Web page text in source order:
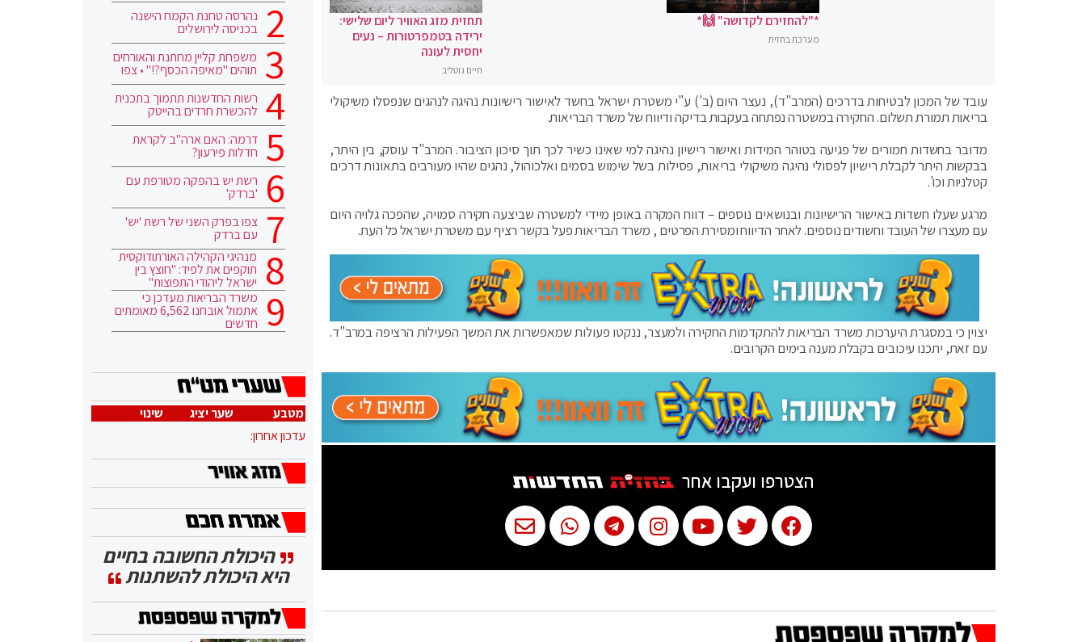
*"להחזירם לקדושה" 🙌*
מערכת בחזית
תחזית מזג האוויר ליום שלישי:
ירידה בטמפרטורות – נעים
יחסית לעונה
חיים גוטליב
עובד של המכון לבטיחות בדרכים (המרב"ד), נעצר היום (ב') ע"י משטרת ישראל בחשד לאישור רישיונות נהיגה לנהגים שנפסלו משיקולי
בריאות תמורת תשלום. החקירה במשטרה נפתחה בעקבות בדיקה ודיווח של משרד הבריאות.
מדובר בחשדות חמורים של פגיעה בטוהר המידות ואישור רישיון נהיגה למי שאינו כשיר לכך תוך סיכון הציבור. המרב"ד עוסק, בין היתר,
בבקשות היתר לקבלת רישיון לפסולי נהיגה משיקולי בריאות, פסילות בשל שימוש בסמים ואלכוהול, נהגים שהיו מעורבים בתאונות דרכים
קטלניות וכו'.
מרגע שעלו חשדות באישור הרישיונות ובנושאים נוספים – דווח המקרה באופן מיידי למשטרה שביצעה חקירה סמויה, שהפכה גלויה היום
עם מעצרו של העובד וחשודים נוספים. לאחר הדיווח ומסירת הפרטים , משרד הבריאות פעל בקשר רציף עם משטרת ישראל כל העת.
יצוין כי במסגרת היערכות משרד הבריאות להתקדמות החקירה ולמעצר, ננקטו פעולות שמאפשרות את המשך הפעילות הרציפה במרב"ד.
עם זאת, יתכנו עיכובים בקבלת מענה בימים הקרובים.
הצטרפו ועקבו אחר
נהרסה טחנת הקמח הישנה
בכניסה לירושלים
משפחת קליין מחתנת והאורחים
תוהים "מאיפה הכסף?!" • צפו
רשות החדשנות תתמוך בתכנית
להכשרת חרדים בהייטק
דרמה: האם ארה"ב לקראת
חדלות פירעון?
רשת יש בהפקה מטורפת עם
'ברדק'
צפו בפרק השני של רשת 'יש'
עם ברדק
מנהיגי הקהילה האורתודוקסית
תוקפים את לפיד: "חוצץ בין
ישראל ליהודי התפוצות"
משרד הבריאות מעדכן כי
אתמול אובחנו 6,562 מאומתים
חדשים
מטבע שער יציג
שינוי
עדכון אחרון:
היכולת החשובה בחיים
היא היכולת להשתנות